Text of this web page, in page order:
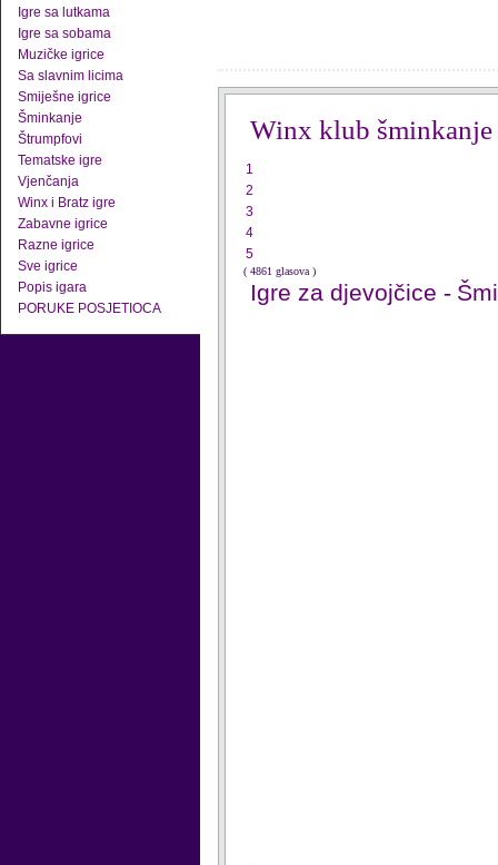
Igre sa lutkama
Igre sa sobama
Muzičke igrice
Sa slavnim licima
Smiješne igrice
Šminkanje
Štrumpfovi
Tematske igre
Vjenčanja
Winx i Bratz igre
Zabavne igrice
Razne igrice
Sve igrice
Popis igara
PORUKE POSJETIOCA
Winx klub šminkanje
1
2
3
4
5
( 4861 glasova )
Igre za djevojčice -